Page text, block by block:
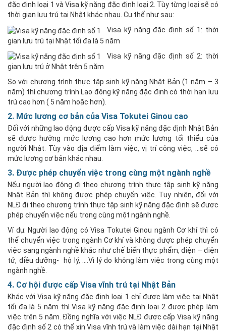
đặc định loại 1 và Visa kỹ năng đặc định loại 2. Tùy từng loại sẽ có
thời gian lưu trú tại Nhật khác nhau. Cụ thể như sau:
Visa kỹ năng đặc định số 1: thời
gian lưu trú tại Nhật tối đa là 5 năm
Visa kỹ năng đặc định số 2: thời
gian lưu trú ở Nhật trên 5 năm
So với chương trình thực tập sinh kỹ năng Nhật Bản (1 năm – 3
năm) thì chương trình Lao động kỹ năng đặc định có thời hạn lưu
trú cao hơn ( 5 năm hoặc hơn).
2. Mức lương cơ bản của Visa Tokutei Ginou cao
Đối với những lao động được cấp Visa kỹ năng đặc định Nhật Bản
sẽ được hưởng mức lương cao hơn mức lương tối thiểu của
người Nhật. Tùy vào địa điểm làm việc, vị trí công việc, …sẽ có
mức lương cơ bản khác nhau.
3. Được phép chuyển việc trong cùng một ngành nghề
Nếu người lao động đi theo chương trình thực tập sinh kỹ năng
Nhật Bản thì không được phép chuyển việc. Tuy nhiên, đối với
NLĐ đi theo chương trình thực tập sinh kỹ năng đặc định sẽ được
phép chuyển việc nếu trong cùng một ngành nghề.
Ví dụ: Người lao động có Visa Tokutei Ginou ngành Cơ khí thì có
thể chuyển việc trong ngành Cơ khí và không được phép chuyển
việc sang ngành nghề khác như chế biến thực phẩm, điện – điện
tử, điều dưỡng- hộ lý, ….Vì lý do không làm việc trong cùng một
ngành nghề.
4. Cơ hội được cấp Visa vĩnh trú tại Nhật Bản
Khác với Visa kỹ năng đặc định loại 1 chỉ được làm việc tại Nhật
tối đa là 5 năm thì Visa kỹ năng đặc định loại 2 được phép làm
việc trên 5 năm. Đồng nghĩa với việc NLĐ được cấp Visa kỹ năng
đặc định số 2 có thể xin Visa vĩnh trú và làm việc dài hạn tại Nhật